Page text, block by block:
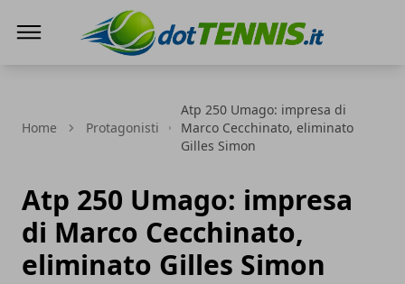
Home Protagonisti
Atp 250 Umago: impresa di
Marco Cecchinato, eliminato
Gilles Simon
Atp 250 Umago: impresa
di Marco Cecchinato,
eliminato Gilles Simon